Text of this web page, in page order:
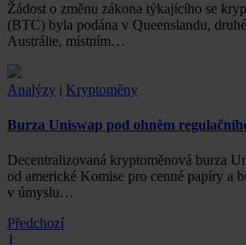
Žádost o změnu zákona týkajícího se
(BTC) byla podána v Queenslandu,
Austrálie, místním…
Analýzy | Kryptoměny
Burza Uniswap pod ohněm
Decentralizovaná kryptoměnová burza
od americké Komise pro cenné papíry a
v úmyslu…
Předchozí
1